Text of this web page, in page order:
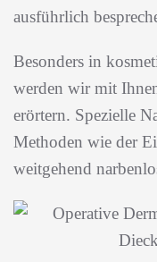
ausführlich
Besonders in
werden wir mit
erörtern. Spezielle
Methoden wie der
weitgehend